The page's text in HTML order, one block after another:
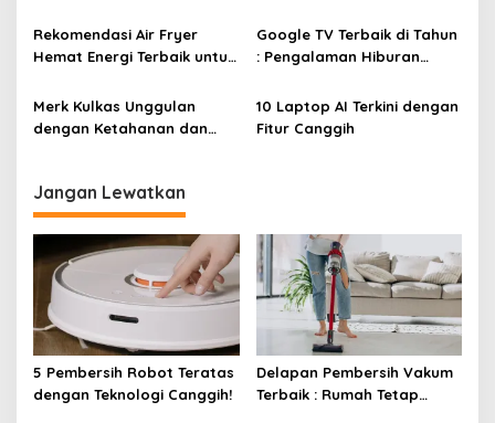
Rekomendasi Air Fryer
Hemat Energi Terbaik untuk
Google TV Terbaik di Tahun
: Pengalaman Hiburan
Luas!
Merk Kulkas Unggulan
dengan Ketahanan dan
10 Laptop AI Terkini dengan
Fitur Canggih
Jangan Lewatkan
5 Pembersih Robot Teratas
dengan Teknologi Canggih!
Delapan Pembersih Vakum
Terbaik : Rumah Tetap